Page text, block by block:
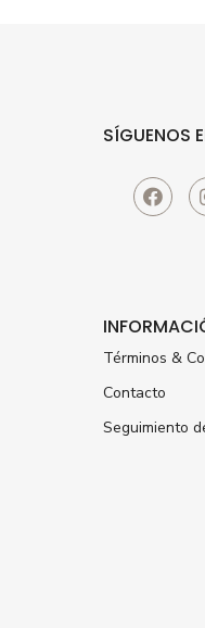
SÍGUENOS
Términos &
Contacto
Seguimiento